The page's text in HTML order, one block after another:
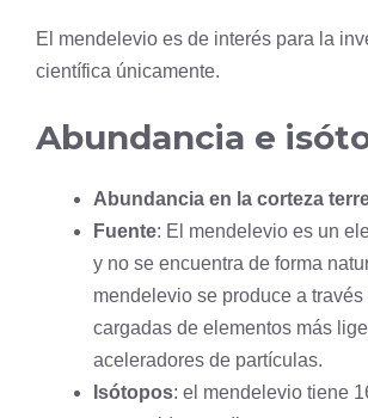
El mendelevio es de interés para la
científica únicamente.
Abundancia e
Abundancia en la corteza
Fuente: El mendelevio es un
y no se encuentra de forma
mendelevio se produce a
cargadas de elementos más
aceleradores de partículas.
Isótopos: el mendelevio tiene